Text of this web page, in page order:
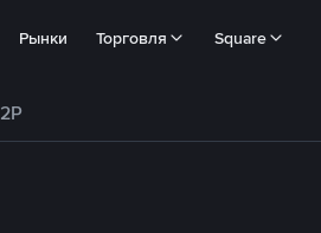
Рынки Торговля Square